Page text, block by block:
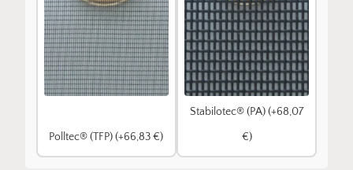
Polltec® (TFP) (+66,83 €)
Stabilotec® (PA) (+68,07
€)